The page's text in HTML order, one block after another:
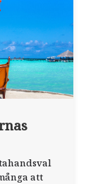
att